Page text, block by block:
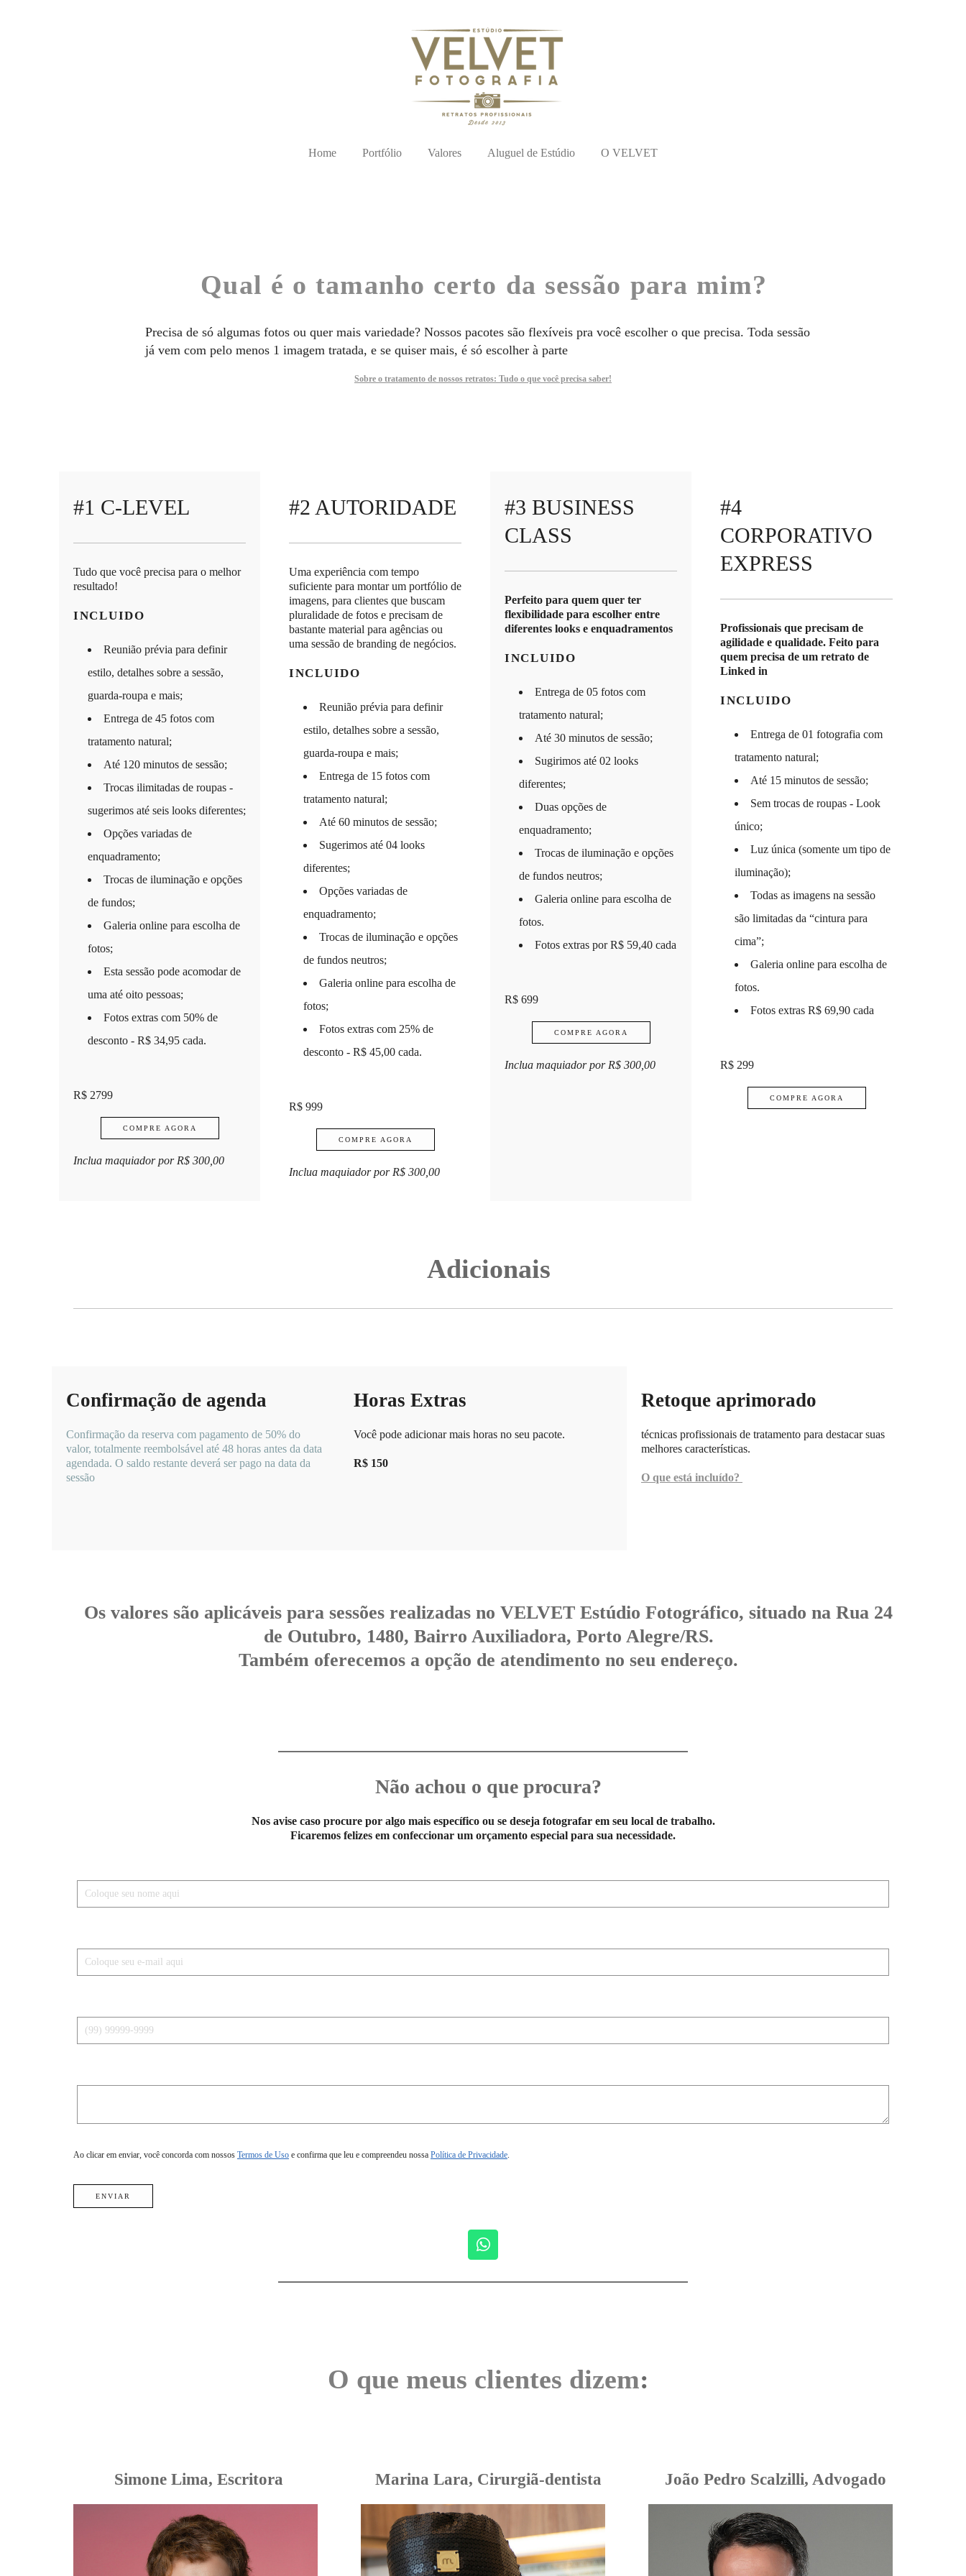
Home Portfólio Valores Aluguel de Estúdio O VELVET
Qual é o tamanho certo da sessão para mim?
Precisa de só algumas fotos ou quer mais variedade? Nossos pacotes são flexíveis pra você escolher o que precisa. Toda sessão
já vem com pelo menos 1 imagem tratada, e se quiser mais, é só escolher à parte
Sobre o tratamento de nossos retratos: Tudo o que você precisa saber!
#1 C-LEVEL
Tudo que você precisa para o melhor
resultado!
INCLUIDO
Reunião prévia para definir
estilo, detalhes sobre a sessão,
guarda-roupa e mais;
Entrega de 45 fotos com
tratamento natural;
Até 120 minutos de sessão;
Trocas ilimitadas de roupas -
sugerimos até seis looks diferentes;
Opções variadas de
enquadramento;
Trocas de iluminação e opções
de fundos;
Galeria online para escolha de
fotos;
Esta sessão pode acomodar de
uma até oito pessoas;
Fotos extras com 50% de
desconto - R$ 34,95 cada.
R$ 2799
COMPRE AGORA
Inclua maquiador por R$ 300,00
#2 AUTORIDADE
Uma experiência com tempo
suficiente para montar um portfólio de
imagens, para clientes que buscam
pluralidade de fotos e precisam de
bastante material para agências ou
uma sessão de branding de negócios.
INCLUIDO
Reunião prévia para definir
estilo, detalhes sobre a sessão,
guarda-roupa e mais;
Entrega de 15 fotos com
tratamento natural;
Até 60 minutos de sessão;
Sugerimos até 04 looks
diferentes;
Opções variadas de
enquadramento;
Trocas de iluminação e opções
de fundos neutros;
Galeria online para escolha de
fotos;
Fotos extras com 25% de
desconto - R$ 45,00 cada.
R$ 999
COMPRE AGORA
Inclua maquiador por R$ 300,00
#3 BUSINESS
CLASS
Perfeito para quem quer ter
flexibilidade para escolher entre
diferentes looks e enquadramentos
INCLUIDO
Entrega de 05 fotos com
tratamento natural;
Até 30 minutos de sessão;
Sugirimos até 02 looks
diferentes;
Duas opções de
enquadramento;
Trocas de iluminação e opções
de fundos neutros;
Galeria online para escolha de
fotos.
Fotos extras por R$ 59,40 cada
R$ 699
COMPRE AGORA
Inclua maquiador por R$ 300,00
#4
CORPORATIVO
EXPRESS
Profissionais que precisam de
agilidade e qualidade. Feito para
quem precisa de um retrato de
Linked in
INCLUIDO
Entrega de 01 fotografia com
tratamento natural;
Até 15 minutos de sessão;
Sem trocas de roupas - Look
único;
Luz única (somente um tipo de
iluminação);
Todas as imagens na sessão
são limitadas da “cintura para
cima”;
Galeria online para escolha de
fotos.
Fotos extras R$ 69,90 cada
R$ 299
COMPRE AGORA
Adicionais
Confirmação de agenda
Confirmação da reserva com pagamento de 50% do
valor, totalmente reembolsável até 48 horas antes da data
agendada. O saldo restante deverá ser pago na data da
sessão
Horas Extras
Você pode adicionar mais horas no seu pacote.
R$ 150
‎Retoque aprimorado
técnicas profissionais de tratamento para destacar suas
melhores características.‎
O que está incluído?
Os valores são aplicáveis para sessões realizadas no VELVET Estúdio Fotográfico, situado na Rua 24
de Outubro, 1480, Bairro Auxiliadora, Porto Alegre/RS.
Também oferecemos a opção de atendimento no seu endereço.
Não achou o que procura?
Nos avise caso procure por algo mais específico ou se deseja fotografar em seu local de trabalho.
Ficaremos felizes em confeccionar um orçamento especial para sua necessidade.
Ao clicar em enviar, você concorda com nossos Termos de Uso e confirma que leu e compreendeu nossa Política de Privacidade.
ENVIAR
O que meus clientes dizem:
Simone Lima, Escritora Marina Lara, Cirurgiã-dentista João Pedro Scalzilli, Advogado